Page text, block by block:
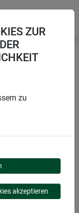
ZUR
zu
akzeptieren